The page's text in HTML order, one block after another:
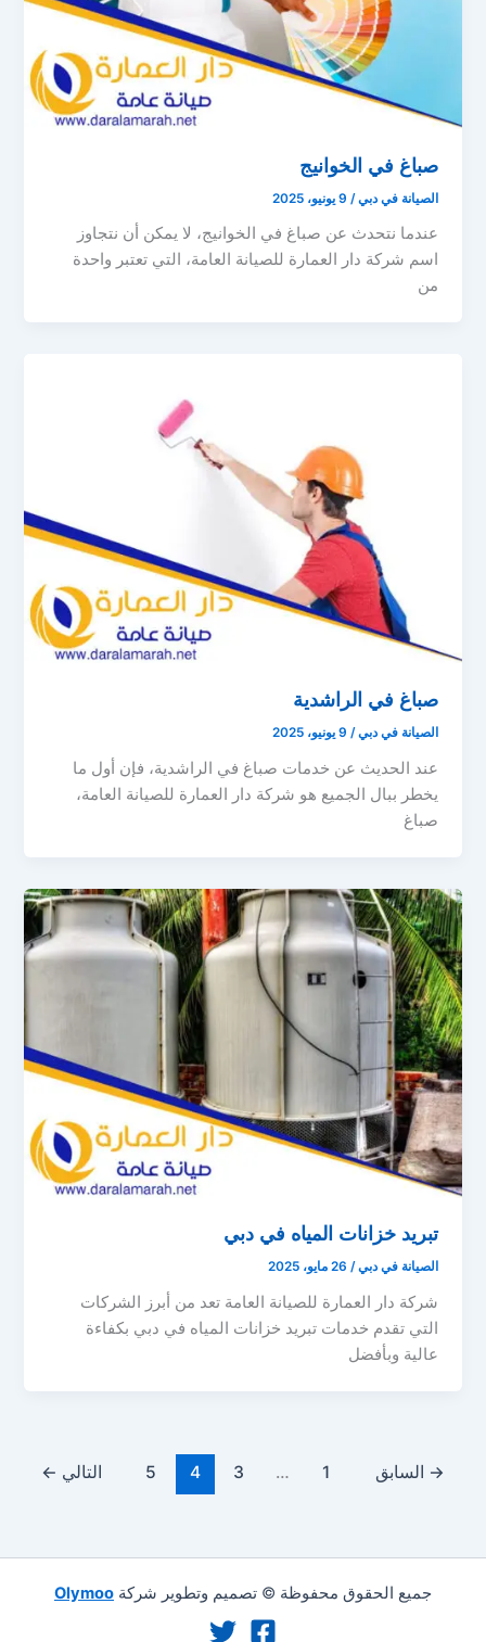
صباغ في الخوانيج
الصيانة في دبي/ 9 يونيو، 2025
عندما نتحدث عن صباغ في الخوانيج، لا يمكن أن نتجاوز
اسم شركة دار العمارة للصيانة العامة، التي تعتبر واحدة
من
صباغ في الراشدية
الصيانة في دبي/ 9 يونيو، 2025
عند الحديث عن خدمات صباغ في الراشدية، فإن أول ما
يخطر ببال الجميع هو شركة دار العمارة للصيانة العامة،
صباغ
تبريد خزانات المياه في دبي
الصيانة في دبي/ 26 مايو، 2025
شركة دار العمارة للصيانة العامة تعد من أبرز الشركات
التي تقدم خدمات تبريد خزانات المياه في دبي بكفاءة
عالية وبأفضل
→ السابق 1
…
3
4
5 التالي ←
جميع الحقوق محفوظة © تصميم وتطوير شركة Olymoo